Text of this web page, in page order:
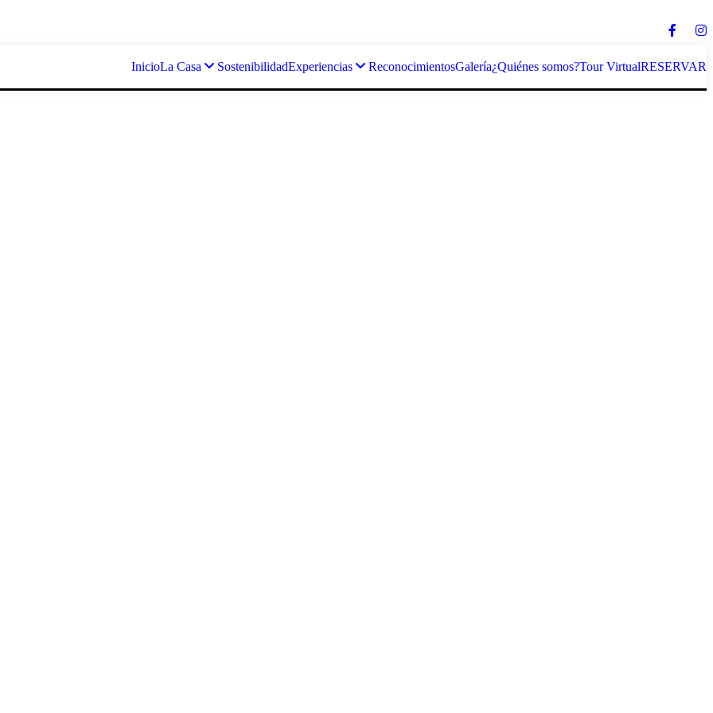
InicioLa Casa SostenibilidadExperiencias ReconocimientosGalería¿Quiénes somos?Tour VirtualRESERVAR